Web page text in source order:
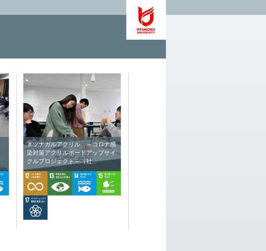
＃ツナガルアクリル ～コロナ感
染対策アクリルボードアップサイ
クルプロジェクト～（社...